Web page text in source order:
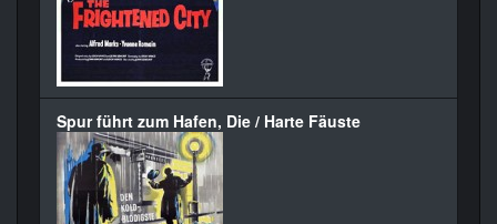
Spur führt zum Hafen, Die / Harte Fäuste